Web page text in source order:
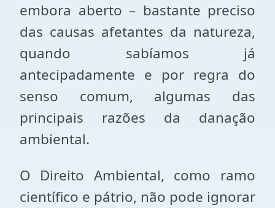
embora aberto – bastante preciso
das causas afetantes da natureza,
quando sabíamos já
antecipadamente e por regra do
senso comum, algumas das
principais razões da danação
ambiental.
O Direito Ambiental, como ramo
científico e pátrio, não pode ignorar